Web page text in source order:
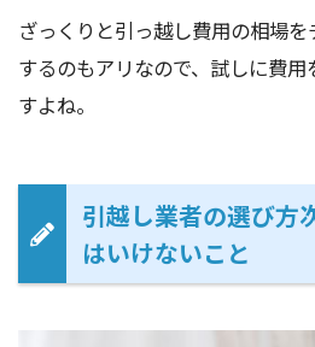
ざっくりと引っ越し費用の相場
するのもアリなので、試しに費
すよね。
引越し業者の選び方
はいけないこと